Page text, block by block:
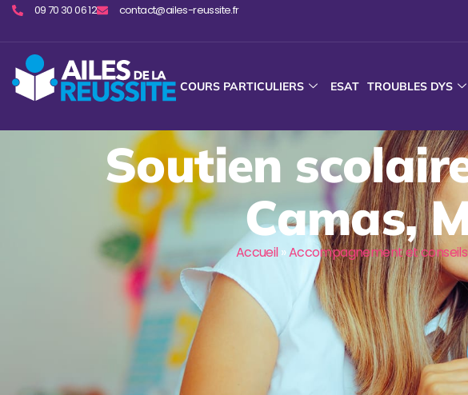
09 70 30 06 12 contact@ailes-reussite.fr
COURS PARTICULIERS ESAT TROUBLES DYS
Soutien
Camas,
Accueil»Accompagnement et conseils